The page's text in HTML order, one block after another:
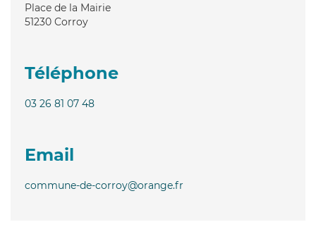
Place de la Mairie
51230 Corroy
Téléphone
03 26 81 07 48
Email
commune-de-corroy@orange.fr